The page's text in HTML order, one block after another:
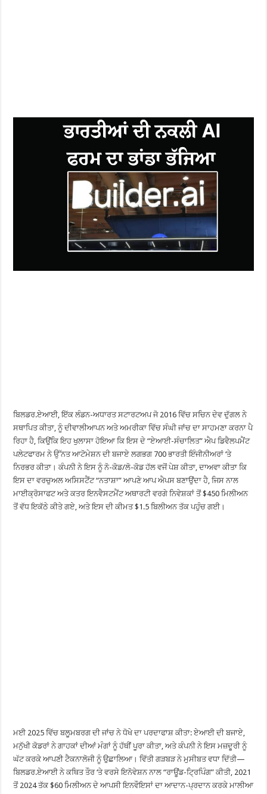
ਬਿਲਡਰ.ਏਆਈ, ਇੱਕ ਲੰਡਨ-ਅਧਾਰਤ ਸਟਾਰਟਅਪ ਜੋ 2016 ਵਿੱਚ ਸਚਿਨ ਦੇਵ ਦੁੱਗਲ ਨੇ
ਸਥਾਪਿਤ ਕੀਤਾ, ਨੂੰ ਦੀਵਾਲੀਆਪਨ ਅਤੇ ਅਮਰੀਕਾ ਵਿੱਚ ਸੰਘੀ ਜਾਂਚ ਦਾ ਸਾਹਮਣਾ ਕਰਨਾ ਪੈ
ਰਿਹਾ ਹੈ, ਕਿਉਂਕਿ ਇਹ ਖੁਲਾਸਾ ਹੋਇਆ ਕਿ ਇਸ ਦੇ “ਏਆਈ-ਸੰਚਾਲਿਤ” ਐਪ ਡਿਵੈਲਪਮੈਂਟ
ਪਲੇਟਫਾਰਮ ਨੇ ਉੱਨਤ ਆਟੋਮੇਸ਼ਨ ਦੀ ਬਜਾਏ ਲਗਭਗ 700 ਭਾਰਤੀ ਇੰਜੀਨੀਅਰਾਂ ‘ਤੇ
ਨਿਰਭਰ ਕੀਤਾ। ਕੰਪਨੀ ਨੇ ਇਸ ਨੂੰ ਨੋ-ਕੋਡ/ਲੋ-ਕੋਡ ਹੱਲ ਵਜੋਂ ਪੇਸ਼ ਕੀਤਾ, ਦਾਅਵਾ ਕੀਤਾ ਕਿ
ਇਸ ਦਾ ਵਰਚੁਅਲ ਅਸਿਸਟੈਂਟ “ਨਤਾਸ਼ਾ” ਆਪਣੇ ਆਪ ਐਪਸ ਬਣਾਉਂਦਾ ਹੈ, ਜਿਸ ਨਾਲ
ਮਾਈਕ੍ਰੋਸਾਫਟ ਅਤੇ ਕਤਰ ਇਨਵੈਸਟਮੈਂਟ ਅਥਾਰਟੀ ਵਰਗੇ ਨਿਵੇਸ਼ਕਾਂ ਤੋਂ $450 ਮਿਲੀਅਨ
ਤੋਂ ਵੱਧ ਇਕੱਠੇ ਕੀਤੇ ਗਏ, ਅਤੇ ਇਸ ਦੀ ਕੀਮਤ $1.5 ਬਿਲੀਅਨ ਤੱਕ ਪਹੁੰਚ ਗਈ।
ਮਈ 2025 ਵਿੱਚ ਬਲੂਮਬਰਗ ਦੀ ਜਾਂਚ ਨੇ ਧੋਖੇ ਦਾ ਪਰਦਾਫਾਸ਼ ਕੀਤਾ: ਏਆਈ ਦੀ ਬਜਾਏ,
ਮਨੁੱਖੀ ਕੋਡਰਾਂ ਨੇ ਗਾਹਕਾਂ ਦੀਆਂ ਮੰਗਾਂ ਨੂੰ ਹੱਥੀਂ ਪੂਰਾ ਕੀਤਾ, ਅਤੇ ਕੰਪਨੀ ਨੇ ਇਸ ਮਜ਼ਦੂਰੀ ਨੂੰ
ਘੱਟ ਕਰਕੇ ਆਪਣੀ ਟੈਕਨਾਲੋਜੀ ਨੂੰ ਉਛਾਲਿਆ। ਵਿੱਤੀ ਗੜਬੜ ਨੇ ਮੁਸੀਬਤ ਵਧਾ ਦਿੱਤੀ—
ਬਿਲਡਰ.ਏਆਈ ਨੇ ਕਥਿਤ ਤੌਰ ‘ਤੇ ਵਰਸੇ ਇਨੋਵੇਸ਼ਨ ਨਾਲ “ਰਾਊਂਡ-ਟ੍ਰਿਪਿੰਗ” ਕੀਤੀ, 2021
ਤੋਂ 2024 ਤੱਕ $60 ਮਿਲੀਅਨ ਦੇ ਆਪਸੀ ਇਨਵੌਇਸਾਂ ਦਾ ਆਦਾਨ-ਪ੍ਰਦਾਨ ਕਰਕੇ ਮਾਲੀਆ